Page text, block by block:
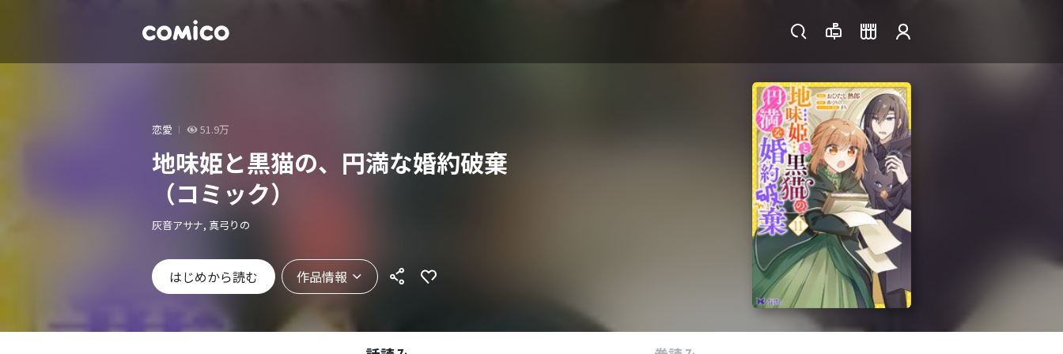
恋愛 51.9万
地味姫と黒猫の、円満な婚約破棄
（コミック）
灰音アサナ, 真弓りの
はじめから読む 作品情報